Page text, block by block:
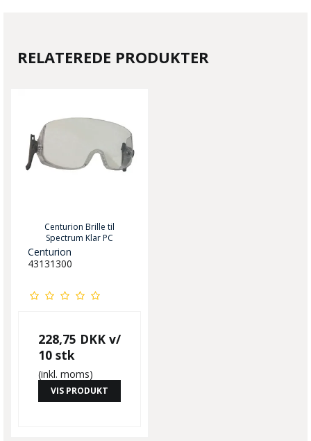
RELATEREDE PRODUKTER
Centurion Brille til
Spectrum Klar PC
Centurion
43131300
228,75 DKK v/
10 stk
(inkl. moms)
VIS PRODUKT